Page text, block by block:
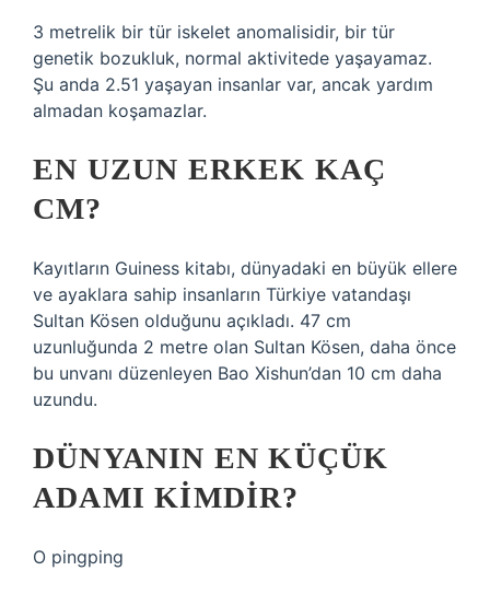
3 metrelik bir tür iskelet anomalisidir, bir tür
genetik bozukluk, normal aktivitede yaşayamaz.
Şu anda 2.51 yaşayan insanlar var, ancak yardım
almadan koşamazlar.
EN UZUN ERKEK KAÇ
CM?
Kayıtların Guiness kitabı, dünyadaki en büyük ellere
ve ayaklara sahip insanların Türkiye vatandaşı
Sultan Kösen olduğunu açıkladı. 47 cm
uzunluğunda 2 metre olan Sultan Kösen, daha önce
bu unvanı düzenleyen Bao Xishun’dan 10 cm daha
uzundu.
DÜNYANIN EN KÜÇÜK
ADAMI KIMDIR?
O pingping